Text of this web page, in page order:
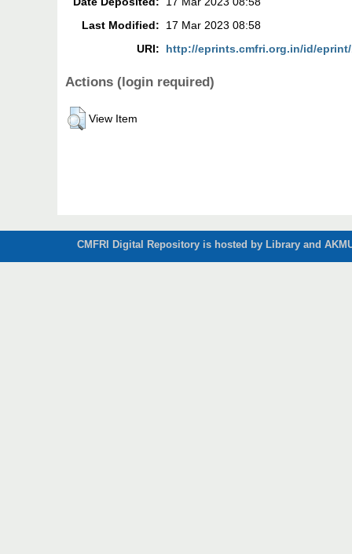
Last Modified:
17 Mar 2023 08:58
URI:
http://eprints.cmfri.org.in/id/eprint/
Actions (login required)
View Item
CMFRI Digital Repository is hosted by Library and